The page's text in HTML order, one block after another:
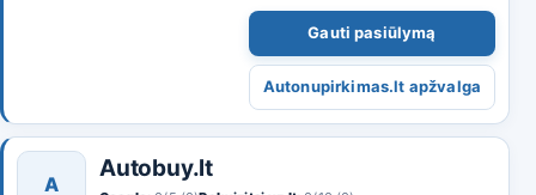
Gauti pasiūlymą
Autonupirkimas.lt apžvalga
A
Autobuy.lt